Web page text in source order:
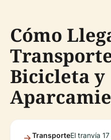
Cómo
Bicicleta y
TransporteEl tranvía